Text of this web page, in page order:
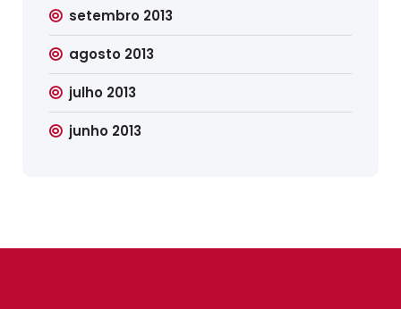
setembro 2013
agosto 2013
julho 2013
junho 2013